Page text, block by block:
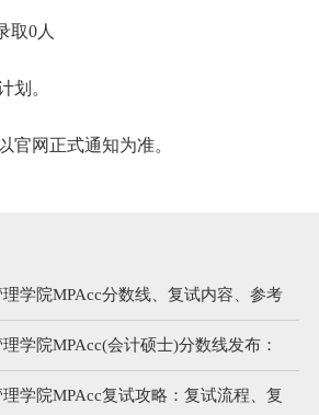
取0人
划。
官网正式通知为准。
学院MPAcc分数线、复试内容、参考
学院MPAcc(会计硕士)分数线发布：
学院MPAcc复试攻略：复试流程、复